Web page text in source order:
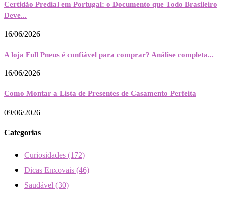
Certidão Predial em Portugal: o Documento que Todo Brasileiro
Deve...
16/06/2026
A loja Full Pneus é confiável para comprar? Análise completa...
16/06/2026
Como Montar a Lista de Presentes de Casamento Perfeita
09/06/2026
Categorias
Curiosidades (172)
Dicas Enxovais (46)
Saudável (30)